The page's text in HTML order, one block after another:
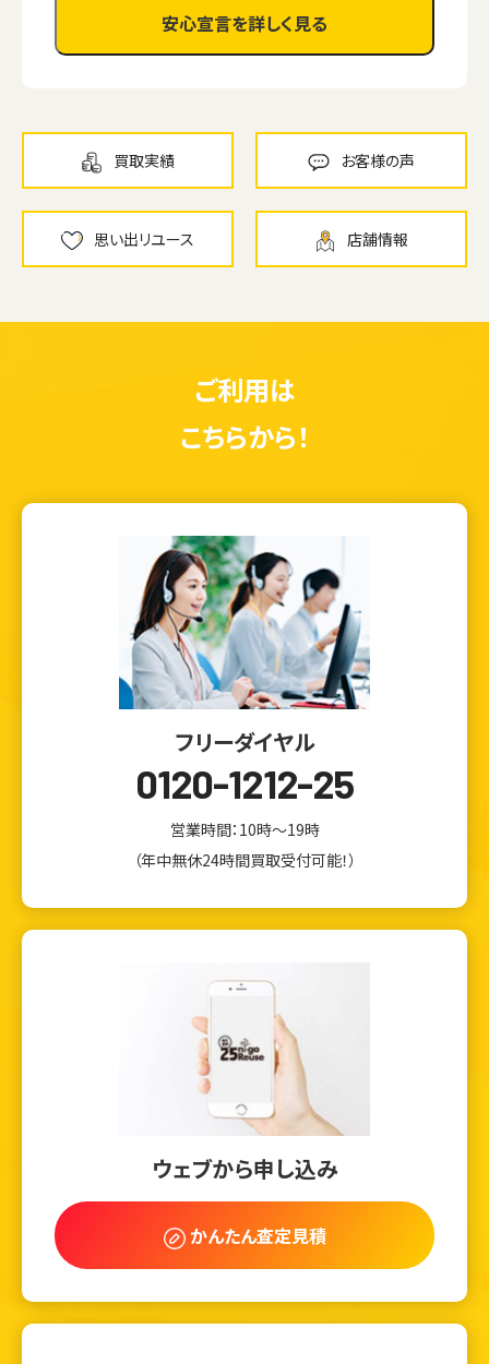
安心宣言を詳しく見る
買取実績 お客様の声
思い出リユース 店舗情報
ご利用は
こちらから！
フリーダイヤル
0120-1212-25
営業時間：10時～19時
（年中無休24時間買取受付可能！）
ウェブから申し込み
かんたん査定見積